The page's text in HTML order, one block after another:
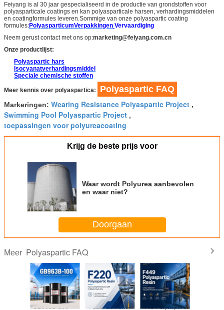
Feiyang is al 30 jaar gespecialiseerd in de productie van grondstoffen voor
polyasparticale coatings en kan polyasparticale harsen, verhardingsmiddelen
en coatingformules leveren.Sommige van onze polyaspartic coating
formules:PolyasparticumVerpakkingen Vervaardiging
Neem gerust contact met ons op:marketing@feiyang.com.cn
Onze productlijst:
Polyaspartic hars
Isocyanatverhardingsmiddel
Speciale chemische stoffen
Meer kennis over polyaspartica: Polyaspartic FAQ
Markeringen: Wearing Resistance Polyaspartic Project ,
Swimming Pool Polyaspartic Project ,
toepassingen voor polyureacoating
Krijg de beste prijs voor
Waar wordt Polyurea aanbevolen
en waar niet?
Doorgaan
Meer Polyaspartic FAQ
GB963B-100 — F220: Een snel F449 Polyaspartic